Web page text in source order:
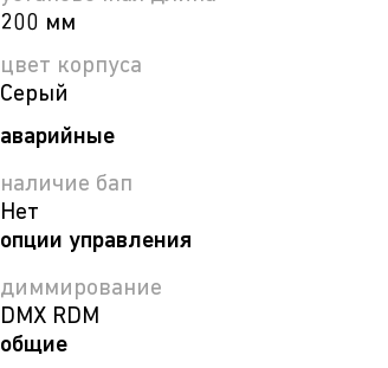
200 мм
цвет корпуса
Серый
аварийные
наличие бап
Нет
опции управления
диммирование
DMX RDM
общие